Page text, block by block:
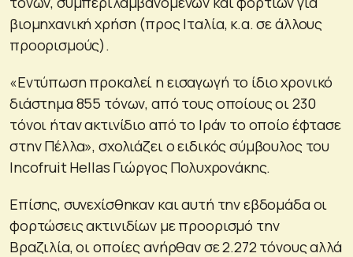
βιομηχανική χρήση (προς Ιταλία, κ.α. σε άλλους
προορισμούς).
«Εντύπωση προκαλεί η εισαγωγή το ίδιο χρονικό
διάστημα 855 τόνων, από τους οποίους οι 230
τόνοι ήταν ακτινίδιο από το Ιράν το οποίο έφτασε
στην Πέλλα», σχολιάζει ο ειδικός σύμβουλος του
Incofruit Hellas Γιώργος Πολυχρονάκης.
Επίσης, συνεχίσθηκαν και αυτή την εβδομάδα οι
φορτώσεις ακτινιδίων με προορισμό την
Βραζιλία, οι οποίες ανήρθαν σε 2.272 τόνους αλλά